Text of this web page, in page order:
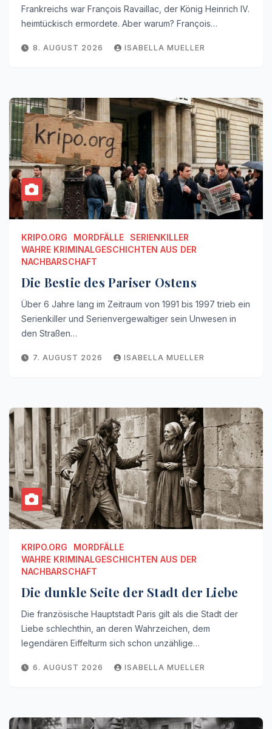
Frankreichs war François Ravaillac, der König Heinrich IV.
heimtückisch ermordete. Aber warum? François…
8. AUGUST 2026 ISABELLA MUELLER
KRIPO.ORG MORDFÄLLE SERIENKILLER
WAHRE KRIMINALGESCHICHTEN AUS DER
NACHBARSCHAFT
Die Bestie des Pariser Ostens
Über 6 Jahre lang im Zeitraum von 1991 bis 1997 trieb ein
Serienkiller und Serienvergewaltiger sein Unwesen in
den Straßen…
7. AUGUST 2026 ISABELLA MUELLER
KRIPO.ORG
MORDFÄLLE
WAHRE KRIMINALGESCHICHTEN AUS DER
NACHBARSCHAFT
Die dunkle Seite der Stadt der Liebe
Die französische Hauptstadt Paris gilt als die Stadt der
Liebe schlechthin, an deren Wahrzeichen, dem
legendären Eiffelturm sich schon unzählige…
6. AUGUST 2026 ISABELLA MUELLER